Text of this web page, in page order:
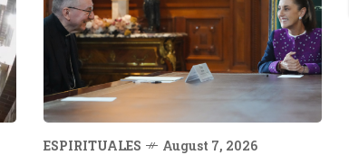
ESPIRITUALES August 7, 2026